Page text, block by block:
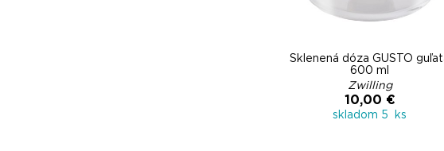
Sklenená dóza GUSTO
600 ml
Zwilling
10,00 €
skladom 5 ks